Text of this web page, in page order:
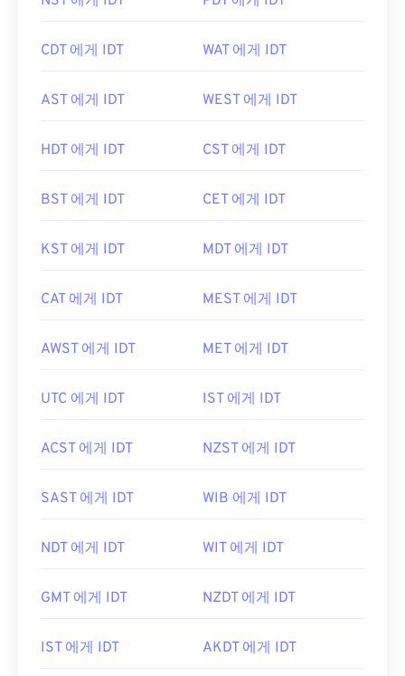
CDT 에게 IDT WAT 에게 IDT
AST 에게 IDT WEST 에게 IDT
HDT 에게 IDT CST 에게 IDT
BST 에게 IDT CET 에게 IDT
KST 에게 IDT MDT 에게 IDT
CAT 에게 IDT MEST 에게 IDT
AWST 에게 IDT MET 에게 IDT
UTC 에게 IDT IST 에게 IDT
ACST 에게 IDT NZST 에게 IDT
SAST 에게 IDT WIB 에게 IDT
NDT 에게 IDT WIT 에게 IDT
GMT 에게 IDT NZDT 에게 IDT
IST 에게 IDT AKDT 에게 IDT